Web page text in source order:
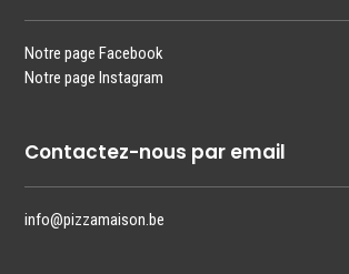
Notre page Facebook
Notre page Instagram
Contactez-nous par email
info@pizzamaison.be